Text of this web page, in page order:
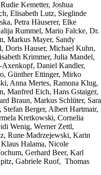
Kemetter, Joshua
Elisabeth Lutz, Sieglinde
Petra Häuserer, Elke
Rummel, Mario Falcke, Dr.
Markus Mayer, Sandy
Doris Hauser, Michael Kuhn,
Krimmer, Julia Mandel,
Axenkopf, Daniel Kandler,
Günther Ettinger, Mirko
Anna Mertes, Ramona Klug,
Manfred Eich, Hans Gstaiger,
Braun, Markus Schlüter, Sara
Stefan Berger, Albert Hartmair,
Kretkowski, Cornelia
Wenig, Werner Zettl,
Rune Madrzejewski, Karin
Halama, Nicole
Gerhard Beer, Karl
Gabriele Ruof, Thomas